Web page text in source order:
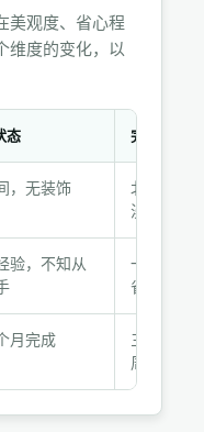
美观度、省心程
维度的变化，以
态 完成后
，无装饰
北欧风格
漫
验，不知从
一站式服
省心
月完成
三周完成
周